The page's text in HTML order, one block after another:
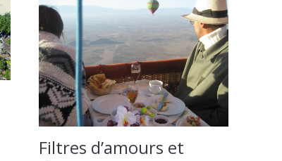
Filtres d’amours et